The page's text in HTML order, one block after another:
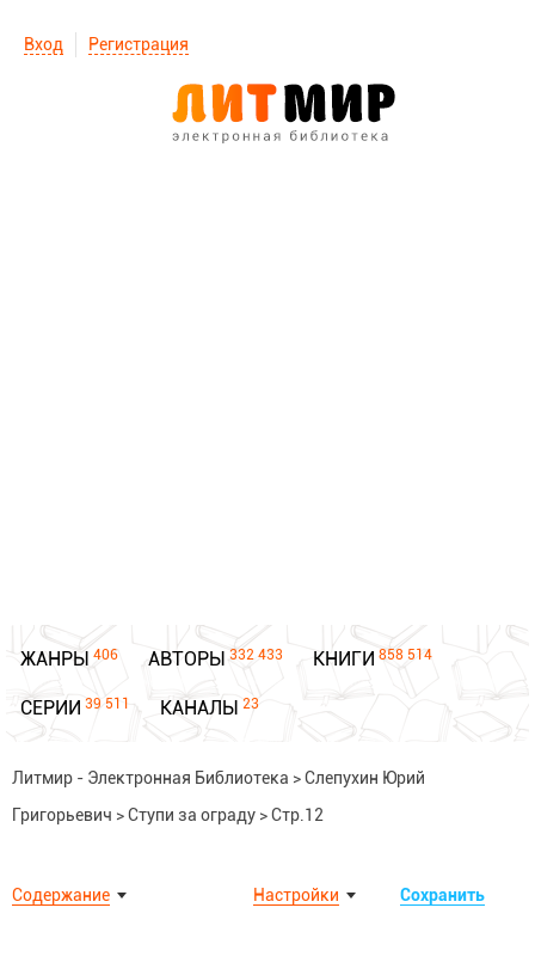
Вход Регистрация
ЖАНРЫ 406 АВТОРЫ 332 433 КНИГИ 858 514
СЕРИИ 39 511 КАНАЛЫ 23
Литмир - Электронная Библиотека >Слепухин Юрий
Григорьевич >Ступи за ограду >Стр.12
Содержание Сохранить
Настройки